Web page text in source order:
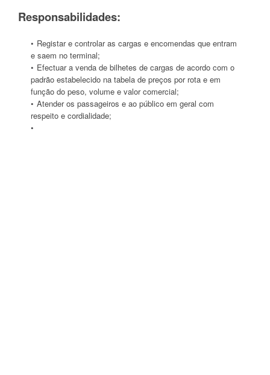
Responsabilidades:
Registar e controlar as cargas e encomendas que entram
e saem no terminal;
Efectuar a venda de bilhetes de cargas de acordo com o
padrão estabelecido na tabela de preços por rota e em
função do peso, volume e valor comercial;
Atender os passageiros e ao público em geral com
respeito e cordialidade;